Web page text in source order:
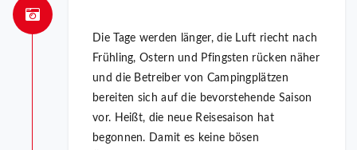
Die Tage werden länger, die Luft riecht nach
Frühling, Ostern und Pfingsten rücken näher
und die Betreiber von Campingplätzen
bereiten sich auf die bevorstehende Saison
vor. Heißt, die neue Reisesaison hat
begonnen. Damit es keine bösen